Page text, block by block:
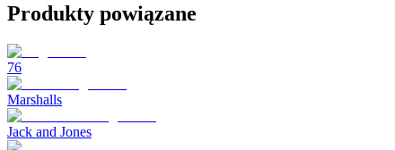
Produkty powiązane
76
Marshalls
Jack and Jones